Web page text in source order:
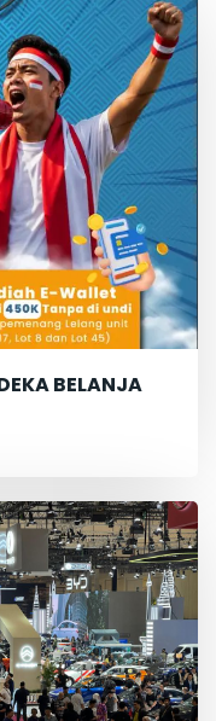
BELANJA